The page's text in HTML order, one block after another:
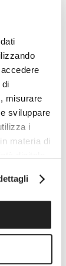
misurare
sviluppare
i
materia di